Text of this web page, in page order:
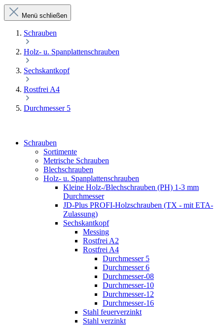
Menü schließen
Schrauben
Holz- u. Spanplattenschrauben
Sechskantkopf
Rostfrei A4
Durchmesser 5
Schrauben
Sortimente
Metrische Schrauben
Blechschrauben
Holz- u. Spanplattenschrauben
Kleine Holz-/Blechschrauben (PH) 1-3 mm
Durchmesser
JD-Plus PROFI-Holzschrauben (TX - mit ETA-
Zulassung)
Sechskantkopf
Messing
Rostfrei A2
Rostfrei A4
Durchmesser 5
Durchmesser 6
Durchmesser-08
Durchmesser-10
Durchmesser-12
Durchmesser-16
Stahl feuerverzinkt
Stahl verzinkt